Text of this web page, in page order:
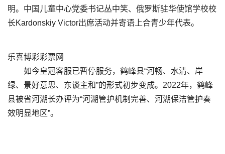
明。中国儿童中心党委书记丛中笑、俄罗斯驻华使馆学校校
长Kardonskiy Victor出席活动并寄语上合青少年代表。
乐喜博彩彩票网
如今皇冠客服已暂停服务，鹤峰县“河畅、水清、岸
绿、景好意思、东谈主和”的形式初步变成。2022年，鹤峰
县被省河湖长办评为“河湖管护机制完善、河湖保洁管护奏
效明显地区”。